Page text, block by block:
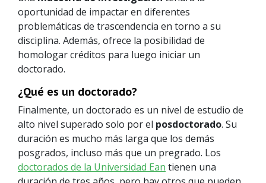
oportunidad de impactar en diferentes
problemáticas de trascendencia en torno a su
disciplina. Además, ofrece la posibilidad de
homologar créditos para luego iniciar un
doctorado.
¿Qué es un doctorado?
Finalmente, un doctorado es un nivel de estudio de
alto nivel superado solo por el posdoctorado. Su
duración es mucho más larga que los demás
posgrados, incluso más que un pregrado. Los
doctorados de la Universidad Ean tienen una